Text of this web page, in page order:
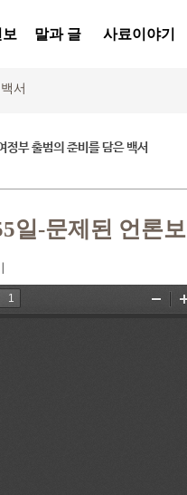
말과 글 사료이야기
서
정부 출범의 준비를 담은 백서
일-문제된 언론